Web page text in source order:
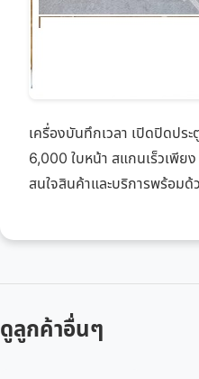
เครื่องบันทึกเวลา เปิดปิดปร
6,000 ใบหน้า สแกนเร็วเพีย
สนใจสินค้าและบริการพร้อม
ดูลูกค้าอื่นๆ